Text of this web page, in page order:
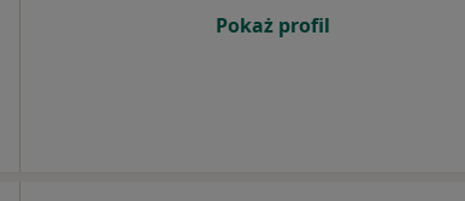
Pokaż profil